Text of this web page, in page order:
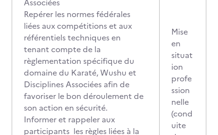
Associées
Repérer les normes fédérales
liées aux compétitions et aux
référentiels techniques en
tenant compte de la
règlementation spécifique du
domaine du Karaté, Wushu et
Disciplines Associées afin de
favoriser le bon déroulement de
son action en sécurité.
Informer et rappeler aux
participants les règles liées à la
Mise
en
situat
ion
profe
ssion
nelle
(cond
uite